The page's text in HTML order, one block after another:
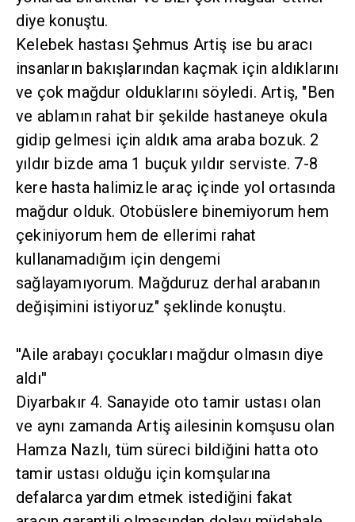
diye konuştu.
Kelebek hastası Şehmus Artiş ise bu aracı
insanların bakışlarından kaçmak için aldıklarını
ve çok mağdur olduklarını söyledi. Artiş, "Ben
ve ablamın rahat bir şekilde hastaneye okula
gidip gelmesi için aldık ama araba bozuk. 2
yıldır bizde ama 1 buçuk yıldır serviste. 7-8
kere hasta halimizle araç içinde yol ortasında
mağdur olduk. Otobüslere binemiyorum hem
çekiniyorum hem de ellerimi rahat
kullanamadığım için dengemi
sağlayamıyorum. Mağduruz derhal arabanın
değişimini istiyoruz" şeklinde konuştu.
''Aile arabayı çocukları mağdur olmasın diye
aldı''
Diyarbakır 4. Sanayide oto tamir ustası olan
ve aynı zamanda Artiş ailesinin komşusu olan
Hamza Nazlı, tüm süreci bildiğini hatta oto
tamir ustası olduğu için komşularına
defalarca yardım etmek istediğini fakat